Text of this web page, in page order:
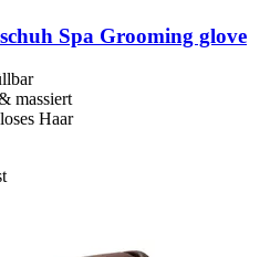
Spa Grooming glove
massiert
Haar